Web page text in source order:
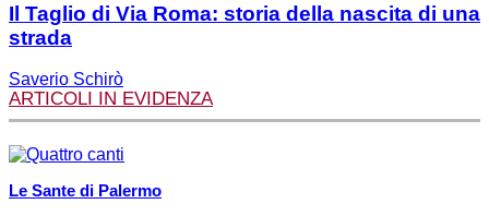
Il Taglio di Via Roma: storia della nascita di una
strada
Saverio Schirò
ARTICOLI IN EVIDENZA
Le Sante di Palermo